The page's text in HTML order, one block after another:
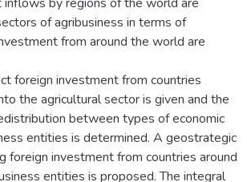
of agribusiness in terms of
from around the world are
foreign investment from countries
the agricultural sector is given and the
between types of economic
entities is determined. A geostrategic
foreign investment from countries around
entities is proposed. The integral